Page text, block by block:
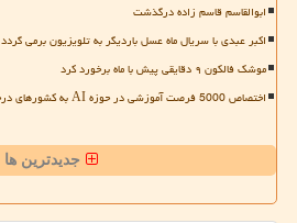
ابوالقاسم قاسم زاده درگذشت
اکبر عبدی با سریال ماه عسل باردیگر به تلویزیون برمی گردد
موشک فالکون ۹ دقایقی پیش با ماه برخورد کرد
اختصاص 5000 فرصت آموزشی در حوزه AI به کشورهای درحال توسعه
جدیدترین ها